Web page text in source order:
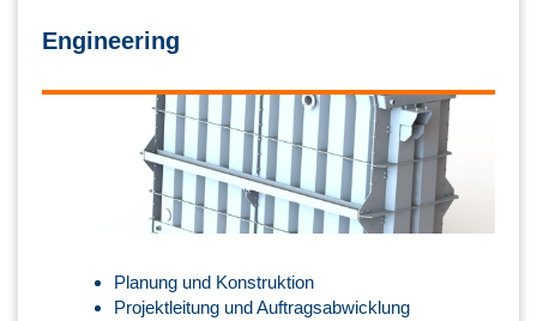
Engineering
Planung und Konstruktion
Projektleitung und Auftragsabwicklung